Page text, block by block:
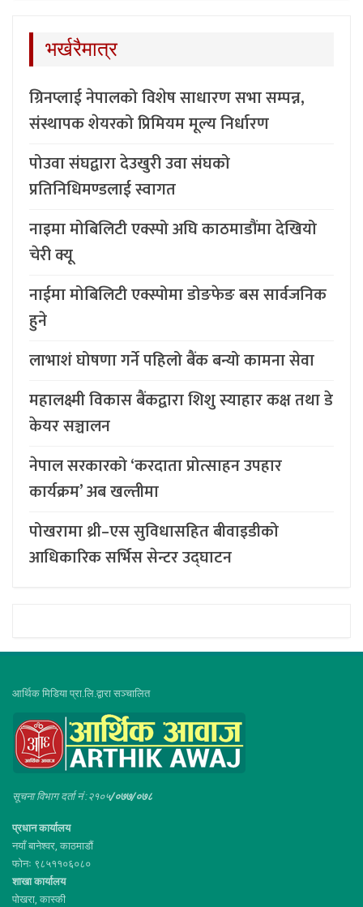
भर्खरैमात्र
ग्रिनप्लाई नेपालको विशेष साधारण सभा सम्पन्न,
संस्थापक शेयरको प्रिमियम मूल्य निर्धारण
पोउवा संघद्वारा देउखुरी उवा संघको
प्रतिनिधिमण्डलाई स्वागत
नाइमा मोबिलिटी एक्स्पो अघि काठमाडौंमा देखियो
चेरी क्यू
नाईमा मोबिलिटी एक्स्पोमा डोङफेङ बस सार्वजनिक
हुने
लाभाशं घोषणा गर्ने पहिलो बैंक बन्यो कामना सेवा
महालक्ष्मी विकास बैंकद्वारा शिशु स्याहार कक्ष तथा डे
केयर सञ्चालन
नेपाल सरकारको ‘करदाता प्रोत्साहन उपहार
कार्यक्रम’ अब खल्तीमा
पोखरामा थ्री–एस सुविधासहित बीवाइडीको
आधिकारिक सर्भिस सेन्टर उद्घाटन
आर्थिक मिडिया प्रा.लि.द्वारा सञ्चालित
सूचना विभाग दर्ता नं :२१०५/०७७/०७८
प्रधान कार्यालय
नयाँ बानेश्वर, काठमाडौं
फोनः ९८५११०६०८०
शाखा कार्यालय
पोखरा, कास्की